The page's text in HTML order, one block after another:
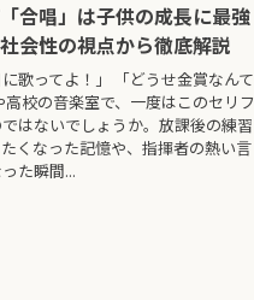
合唱」は子供の成長に最強
会性の視点から徹底解説
歌ってよ！」 「どうせ金賞なんて
校の音楽室で、一度はこのセリフ
はないでしょうか。放課後の練習
くなった記憶や、指揮者の熱い言
た瞬間...